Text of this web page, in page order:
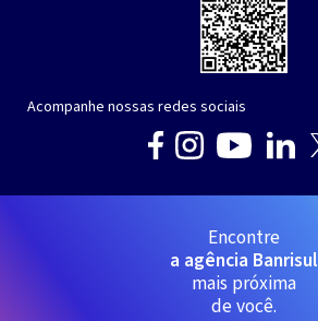
Acompanhe nossas redes sociais
Encontre
a agência Banrisul
mais próxima
de você.